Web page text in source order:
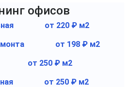
офисов
от 220 ₽ м2
от 198 ₽ м2
от 250 ₽ м2
от 250 ₽ м2